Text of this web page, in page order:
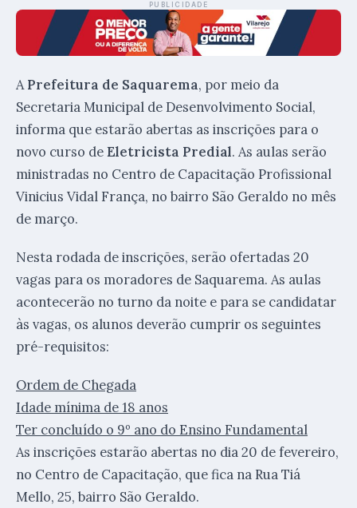
PUBLICIDADE
APrefeitura de Saquarema, por meio da
Secretaria Municipal de Desenvolvimento Social,
informa que estarão abertas as inscrições para o
novo curso deEletricista Predial. As aulas serão
ministradas no Centro de Capacitação Profissional
Vinicius Vidal França, no bairro São Geraldo no mês
de março.
Nesta rodada de inscrições, serão ofertadas 20
vagas para os moradores de Saquarema. As aulas
acontecerão no turno da noite e para se candidatar
às vagas, os alunos deverão cumprir os seguintes
pré-requisitos:
Ordem de Chegada
Idade mínima de 18 anos
Ter concluído o 9º ano do Ensino Fundamental
As inscrições estarão abertas no dia 20 de fevereiro,
no Centro de Capacitação, que fica na Rua Tiá
Mello, 25, bairro São Geraldo.